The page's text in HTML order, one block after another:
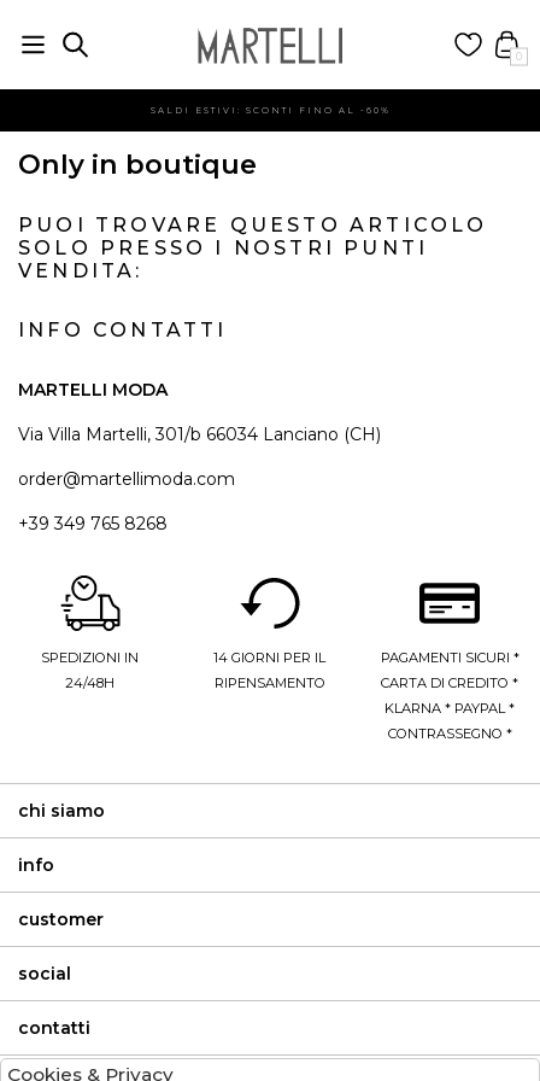
0
SALDI ESTIVI: SCONTI FINO AL -60%
Only in boutique
PUOI TROVARE QUESTO ARTICOLO
SOLO PRESSO I NOSTRI PUNTI
VENDITA:
INFO CONTATTI
MARTELLI MODA
Via Villa Martelli, 301/b 66034 Lanciano (CH)
order@martellimoda.com
+39 349 765 8268
SPEDIZIONI IN
24/48H
14 GIORNI PER IL
RIPENSAMENTO
PAGAMENTI SICURI *
CARTA DI CREDITO *
KLARNA * PAYPAL *
CONTRASSEGNO *
chi siamo
info
customer
social
contatti
Cookies & Privacy